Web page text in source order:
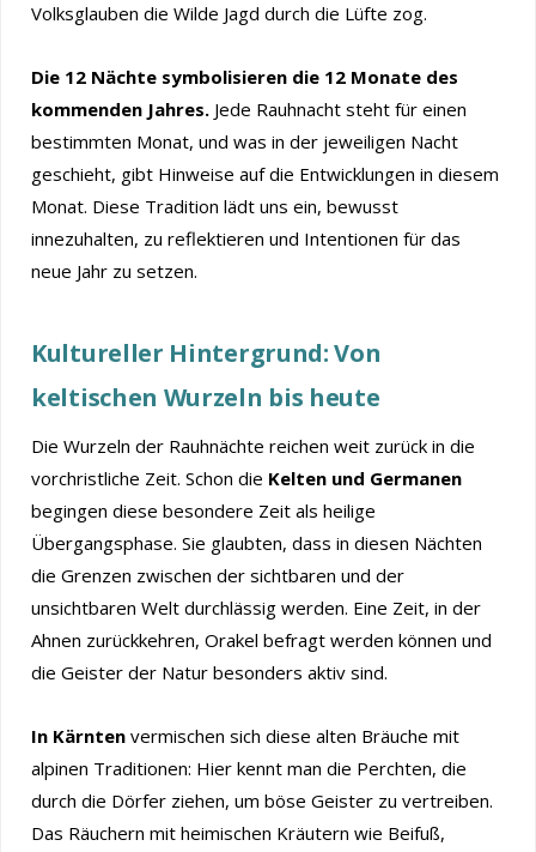
Volksglauben die Wilde Jagd durch die Lüfte zog.
Die 12 Nächte symbolisieren die 12 Monate des
kommenden Jahres. Jede Rauhnacht steht für einen
bestimmten Monat, und was in der jeweiligen Nacht
geschieht, gibt Hinweise auf die Entwicklungen in diesem
Monat. Diese Tradition lädt uns ein, bewusst
innezuhalten, zu reflektieren und Intentionen für das
neue Jahr zu setzen.
Kultureller Hintergrund: Von
keltischen Wurzeln bis heute
Die Wurzeln der Rauhnächte reichen weit zurück in die
vorchristliche Zeit. Schon die Kelten und Germanen
begingen diese besondere Zeit als heilige
Übergangsphase. Sie glaubten, dass in diesen Nächten
die Grenzen zwischen der sichtbaren und der
unsichtbaren Welt durchlässig werden. Eine Zeit, in der
Ahnen zurückkehren, Orakel befragt werden können und
die Geister der Natur besonders aktiv sind.
In Kärnten vermischen sich diese alten Bräuche mit
alpinen Traditionen: Hier kennt man die Perchten, die
durch die Dörfer ziehen, um böse Geister zu vertreiben.
Das Räuchern mit heimischen Kräutern wie Beifuß,